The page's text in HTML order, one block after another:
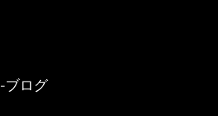
-ブログ